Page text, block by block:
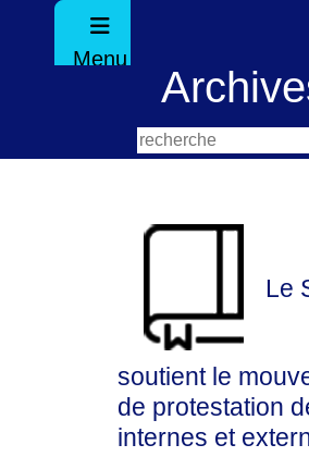
Menu
Le
soutient le
de protestation
internes et